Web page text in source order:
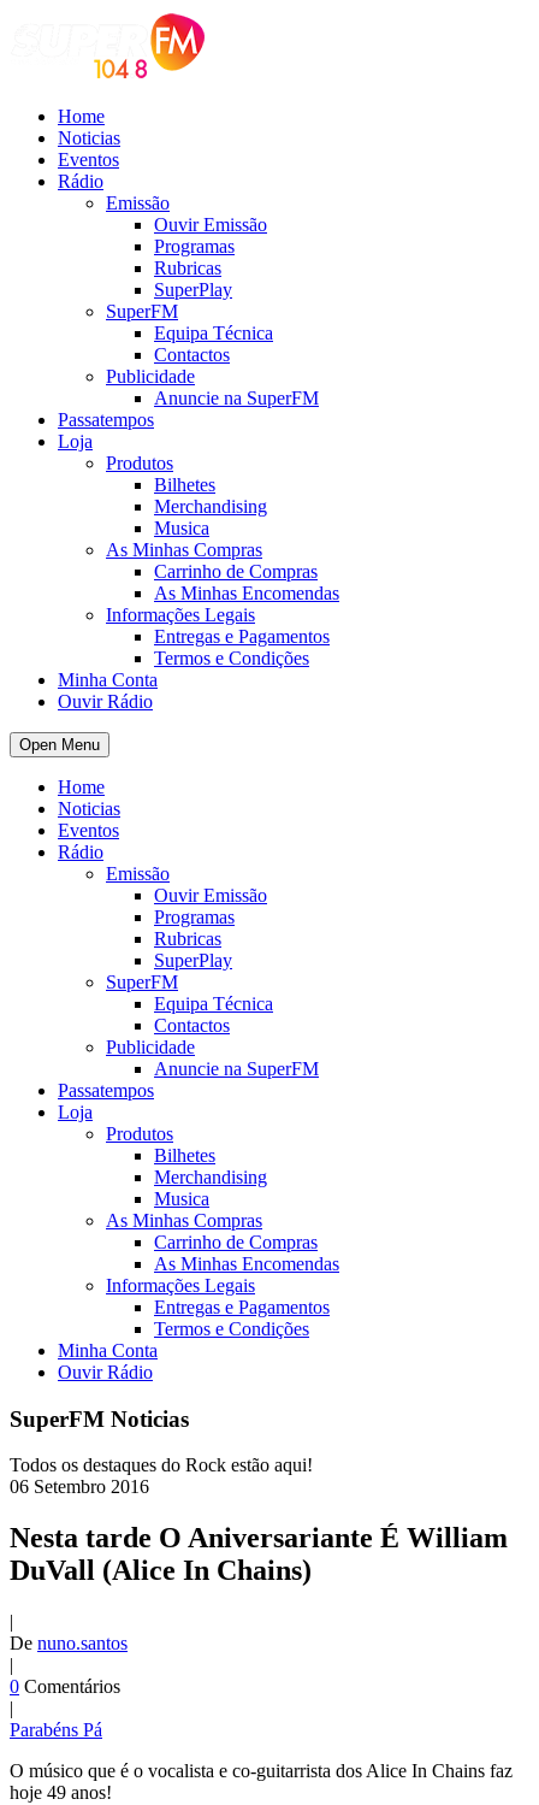
Home
Noticias
Eventos
Rádio
Emissão
Ouvir Emissão
Programas
Rubricas
SuperPlay
SuperFM
Equipa Técnica
Contactos
Publicidade
Anuncie na SuperFM
Passatempos
Loja
Produtos
Bilhetes
Merchandising
Musica
As Minhas Compras
Carrinho de Compras
As Minhas Encomendas
Informações Legais
Entregas e Pagamentos
Termos e Condições
Minha Conta
Ouvir Rádio
Open Menu
Home
Noticias
Eventos
Rádio
Emissão
Ouvir Emissão
Programas
Rubricas
SuperPlay
SuperFM
Equipa Técnica
Contactos
Publicidade
Anuncie na SuperFM
Passatempos
Loja
Produtos
Bilhetes
Merchandising
Musica
As Minhas Compras
Carrinho de Compras
As Minhas Encomendas
Informações Legais
Entregas e Pagamentos
Termos e Condições
Minha Conta
Ouvir Rádio
SuperFM Noticias
Todos os destaques do Rock estão aqui!
06 Setembro 2016
Nesta tarde O Aniversariante É William
DuVall (Alice In Chains)
|
De nuno.santos
|
0 Comentários
|
Parabéns Pá
O músico que é o vocalista e co-guitarrista dos Alice In Chains faz
hoje 49 anos!